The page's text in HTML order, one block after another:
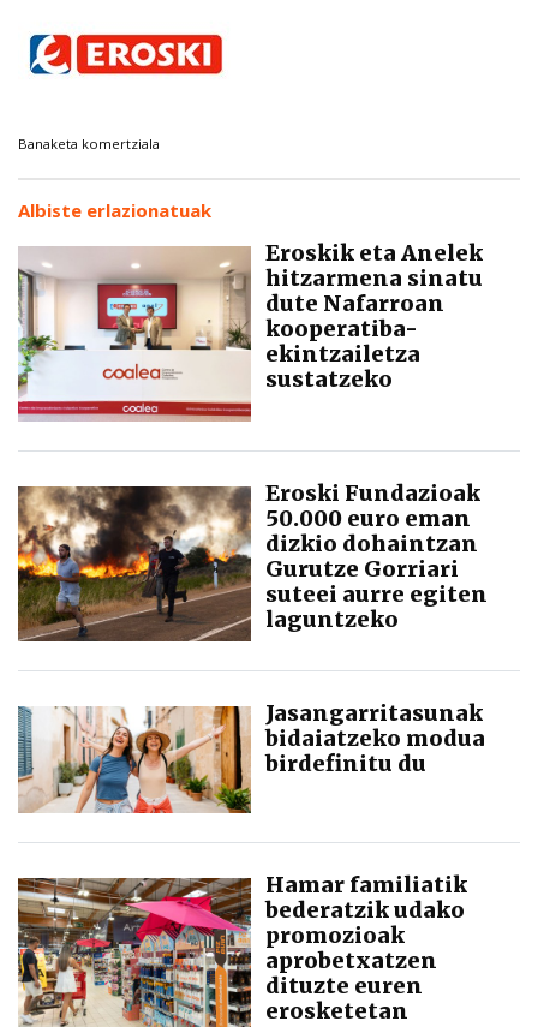
Banaketa komertziala
Albiste erlazionatuak
Eroskik eta Anelek
hitzarmena sinatu
dute Nafarroan
kooperatiba-
ekintzailetza
sustatzeko
Eroski Fundazioak
50.000 euro eman
dizkio dohaintzan
Gurutze Gorriari
suteei aurre egiten
laguntzeko
Jasangarritasunak
bidaiatzeko modua
birdefinitu du
Hamar familiatik
bederatzik udako
promozioak
aprobetxatzen
dituzte euren
erosketetan